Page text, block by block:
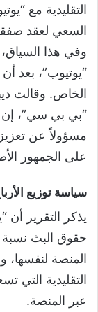
التقليدية مع
السعي لعقد
وفي هذا
“يوتيوب”، بعد
الخاص. وقالت
“بي بي سي”، إن
مسؤولاً عن
على الجمهور
سياسة توزيع
يذكر التقرير
حقوق البث نسبة
المنصة لنفسها،
التقليدية التي
عبر المنصة.